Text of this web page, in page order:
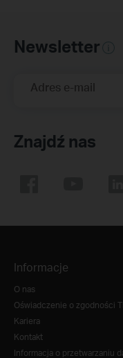
Newsletter
Adres e-mail
Znajdź nas
Informacje
O nas
Oświadczenie o zgodności
Kariera
Kontakt
Informacja o przetwarzaniu